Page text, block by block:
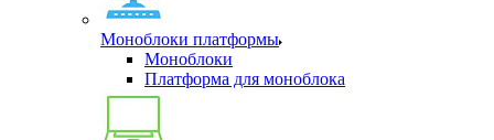
Моноблоки платформы
Моноблоки
Платформа для моноблока